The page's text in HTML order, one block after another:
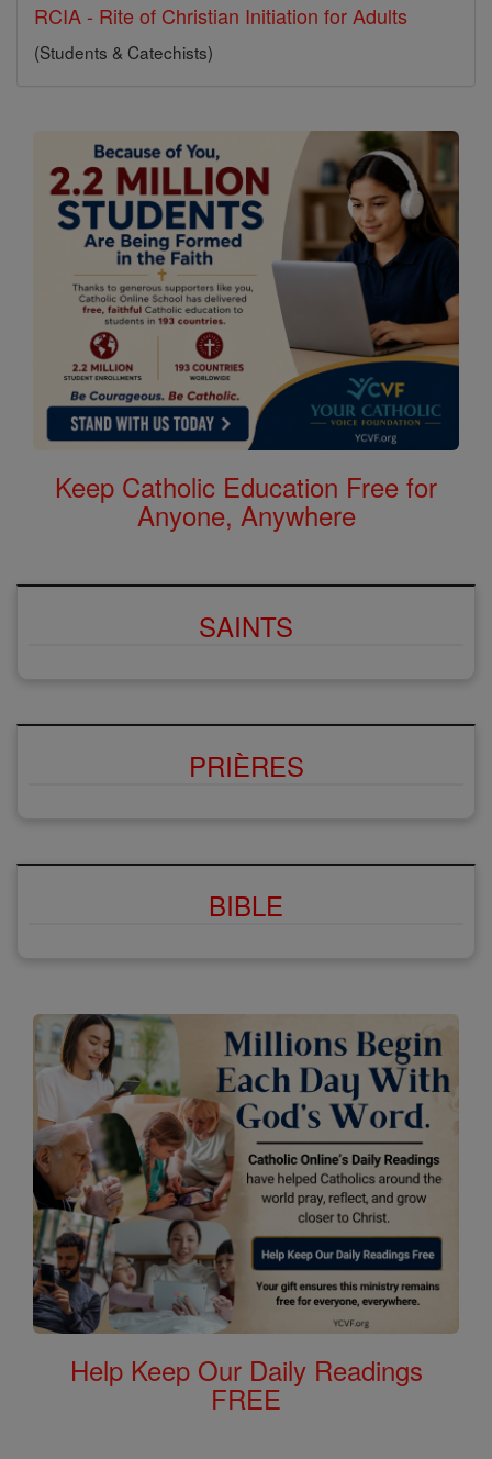
RCIA - Rite of Christian Initiation for Adults
(Students & Catechists)
Keep Catholic Education Free for
Anyone, Anywhere
SAINTS
PRIÈRES
BIBLE
Help Keep Our Daily Readings
FREE